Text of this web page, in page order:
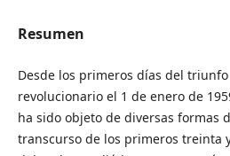
Resumen
Desde los primeros días del
revolucionario el 1 de enero de
ha sido objeto de diversas formas
transcurso de los primeros treinta